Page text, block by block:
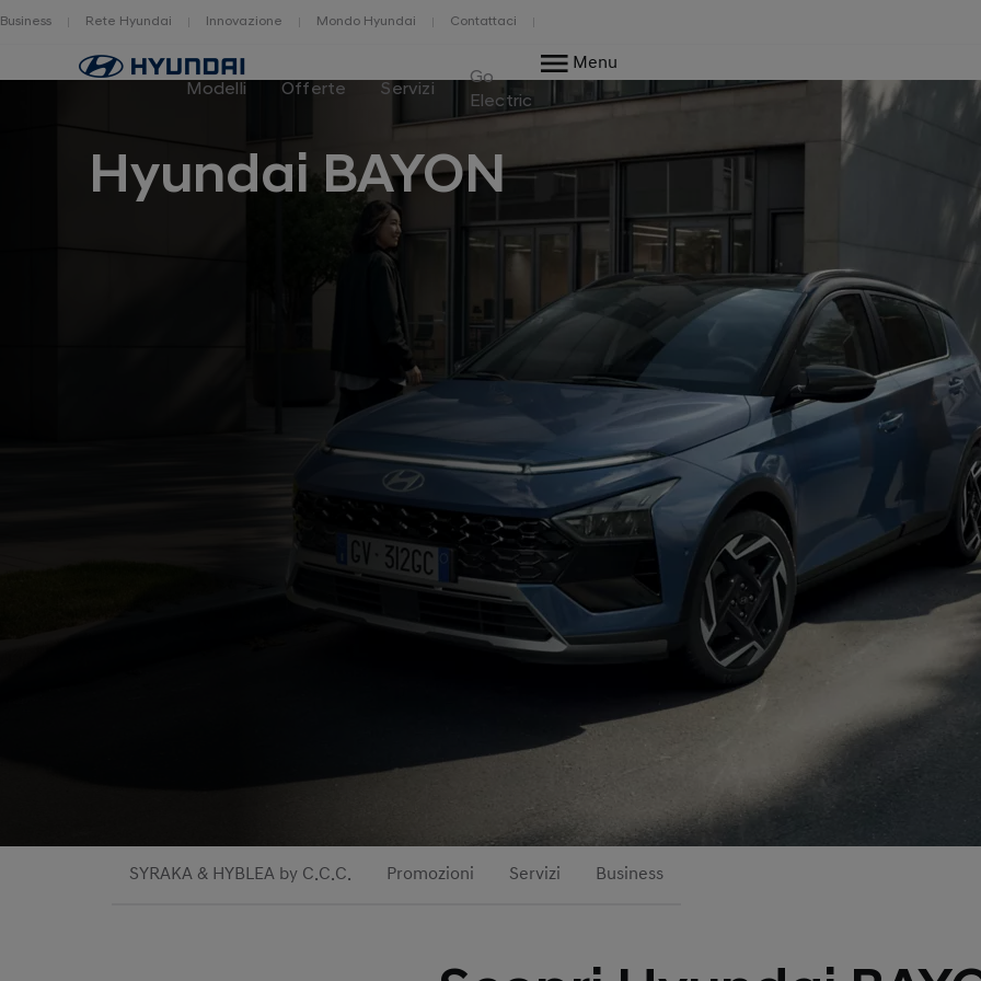
Business Rete Hyundai Innovazione Mondo Hyundai Contattaci
Home
Modelli Offerte Servizi
Go
Electric
Menu
Hyundai BAYON
SYRAKA & HYBLEA by C.C.C. Promozioni Servizi Business